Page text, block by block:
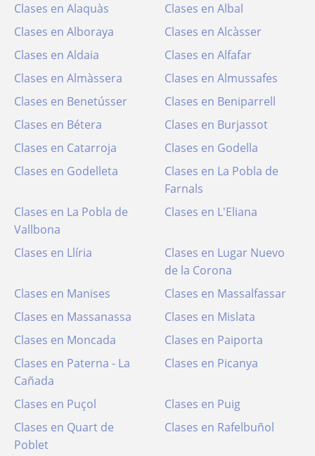
Clases en Alaquàs
Clases en Albal
Clases en Alboraya
Clases en Alcàsser
Clases en Aldaia
Clases en Alfafar
Clases en Almàssera
Clases en Almussafes
Clases en Benetússer
Clases en Beniparrell
Clases en Bétera
Clases en Burjassot
Clases en Catarroja
Clases en Godella
Clases en Godelleta
Clases en La Pobla de
Farnals
Clases en La Pobla de
Vallbona
Clases en L'Eliana
Clases en Llíria
Clases en Lugar Nuevo
de la Corona
Clases en Manises
Clases en Massalfassar
Clases en Massanassa
Clases en Mislata
Clases en Moncada
Clases en Paiporta
Clases en Paterna - La
Cañada
Clases en Picanya
Clases en Puçol
Clases en Puig
Clases en Quart de
Poblet
Clases en Rafelbuñol